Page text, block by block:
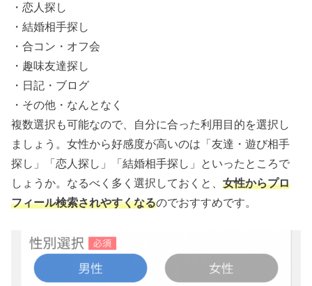
・恋人探し
・結婚相手探し
・合コン・オフ会
・趣味友達探し
・日記・ブログ
・その他・なんとなく
複数選択も可能なので、自分に合った利用目的を選択し
ましょう。女性から好感度が高いのは「友達・遊び相手
探し」「恋人探し」「結婚相手探し」といったところで
しょうか。なるべく多く選択しておくと、女性からプロ
フィール検索されやすくなるのでおすすめです。